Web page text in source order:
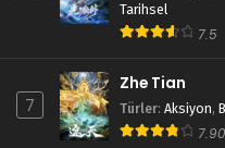
Tarihsel
7.5
7
Zhe Tian
Türler: Aksiyon,
7.90